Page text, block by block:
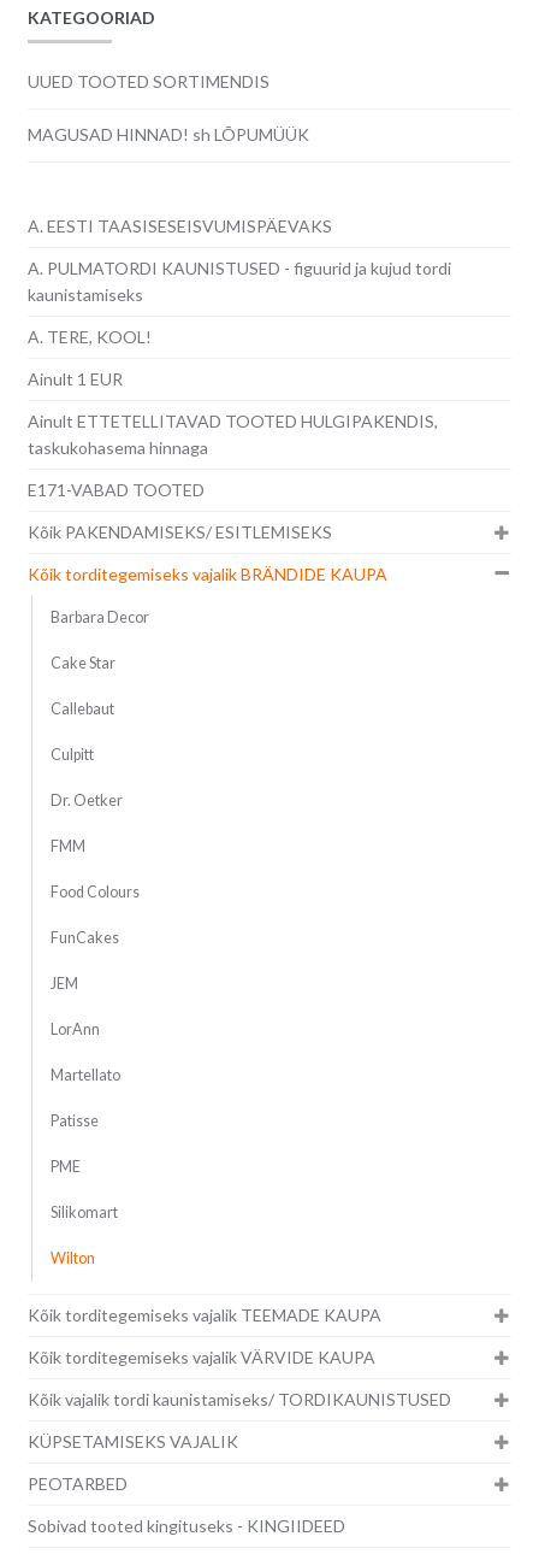
KATEGOORIAD
UUED TOOTED SORTIMENDIS
MAGUSAD HINNAD! sh LÕPUMÜÜK
A. EESTI TAASISESEISVUMISPÄEVAKS
A. PULMATORDI KAUNISTUSED - figuurid ja kujud tordi
kaunistamiseks
A. TERE, KOOL!
Ainult 1 EUR
Ainult ETTETELLITAVAD TOOTED HULGIPAKENDIS,
taskukohasema hinnaga
E171-VABAD TOOTED
Kõik PAKENDAMISEKS/ ESITLEMISEKS
Kõik torditegemiseks vajalik BRÄNDIDE KAUPA
Barbara Decor
Cake Star
Callebaut
Culpitt
Dr. Oetker
FMM
Food Colours
FunCakes
JEM
LorAnn
Martellato
Patisse
PME
Silikomart
Wilton
Kõik torditegemiseks vajalik TEEMADE KAUPA
Kõik torditegemiseks vajalik VÄRVIDE KAUPA
Kõik vajalik tordi kaunistamiseks/ TORDIKAUNISTUSED
KÜPSETAMISEKS VAJALIK
PEOTARBED
Sobivad tooted kingituseks - KINGIIDEED